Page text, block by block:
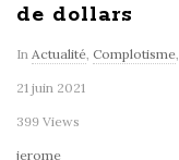
de dollars
In Actualité, Complotisme,
21 juin 2021
399 Views
jerome